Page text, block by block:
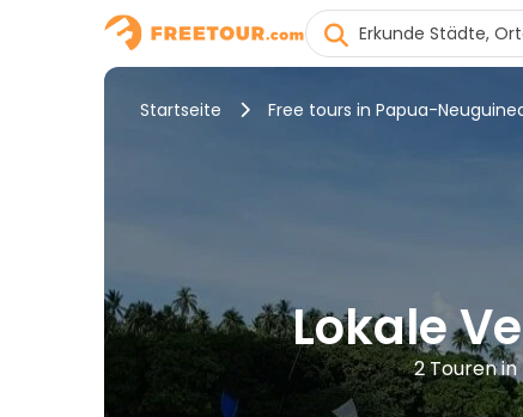
Startseite Free tours in Papua-
Lokale
2 Touren